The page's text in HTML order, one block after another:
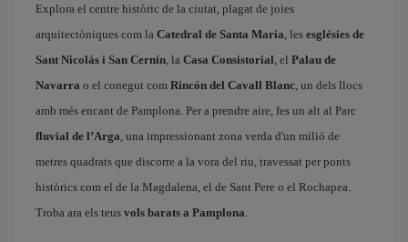
Explora el centre històric de la ciutat, plagat de joies
arquitectòniques com la Catedral de Santa María, les esglésies de
Sant Nicolás i San Cernín, la Casa Consistorial, el Palau de
Navarra o el conegut com Rincón del Cavall Blanc, un dels llocs
amb més encant de Pamplona. Per a prendre aire, fes un alt al Parc
fluvial de l’Arga, una impressionant zona verda d'un milió de
metres quadrats que discorre a la vora del riu, travessat per ponts
històrics com el de la Magdalena, el de Sant Pere o el Rochapea.
Troba ara els teus vols barats a Pamplona.